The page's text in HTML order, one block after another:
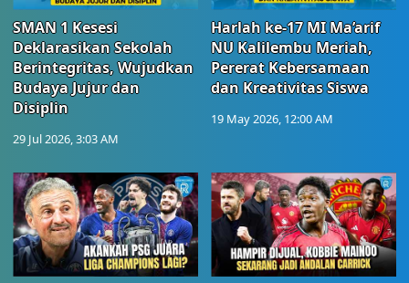
SMAN 1 Kesesi
Deklarasikan Sekolah
Berintegritas, Wujudkan
Budaya Jujur dan
Disiplin
29 Jul 2026, 3:03 AM
Harlah ke-17 MI Ma’arif
NU Kalilembu Meriah,
Pererat Kebersamaan
dan Kreativitas Siswa
19 May 2026, 12:00 AM